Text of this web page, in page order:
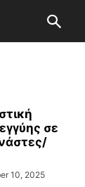
σε
10, 2025